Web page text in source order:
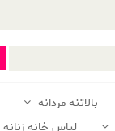
بالاتنه مردانه
لباس خانه زنانه